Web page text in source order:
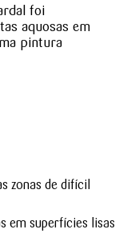
foi
aquosas em
pintura
zonas de difícil
em superfícies lisas